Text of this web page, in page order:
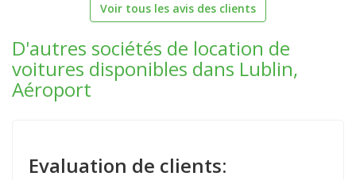
Voir tous les avis des clients
D'autres sociétés de location de
voitures disponibles dans Lublin,
Aéroport
Evaluation de clients: